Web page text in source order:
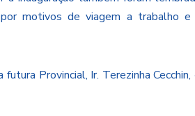
motivos de viagem a trabalho
Provincial, Ir. Terezinha